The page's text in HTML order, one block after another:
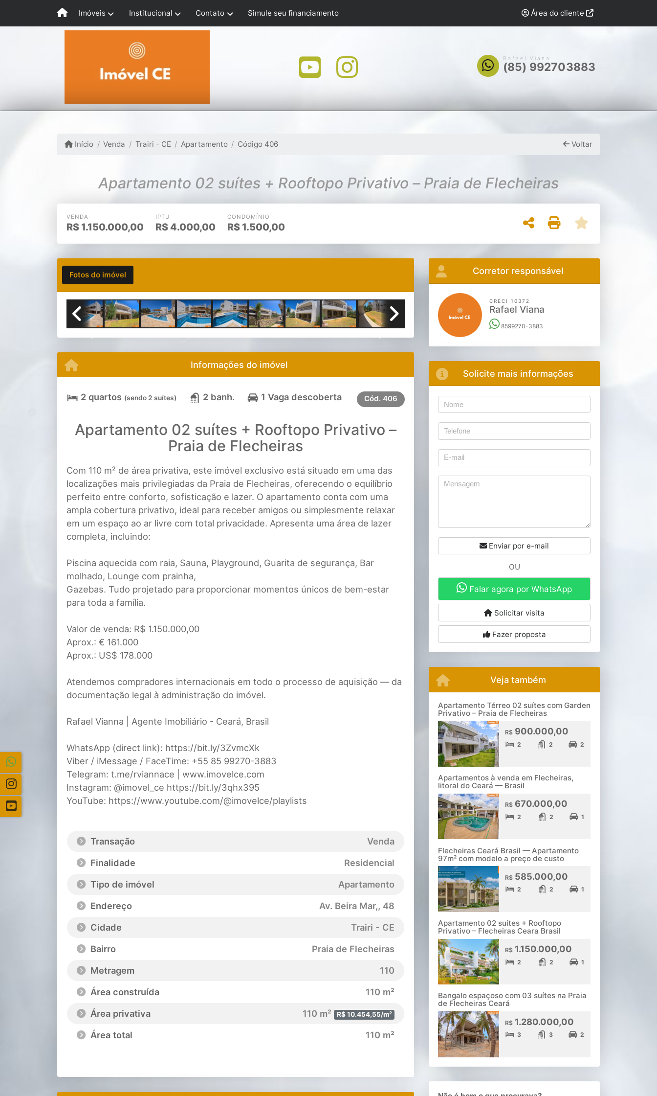
Imóveis Institucional Contato Simule seu financiamento Área do cliente
Rafael Viana
(85) 992703883
Início Venda Trairi - CE Apartamento Código 406 Voltar
Apartamento 02 suítes + Rooftopo Privativo – Praia de Flecheiras
VENDA
R$ 1.150.000,00
IPTU
R$ 4.000,00
CONDOMÍNIO
R$ 1.500,00
Fotos do imóvel
Informações do imóvel
2 quartos (sendo 2 suítes) 2 banh. 1 Vaga descoberta Cód. 406
Apartamento 02 suítes + Rooftopo Privativo –
Praia de Flecheiras
Com 110 m² de área privativa, este imóvel exclusivo está situado em uma das
localizações mais privilegiadas da Praia de Flecheiras, oferecendo o equilíbrio
perfeito entre conforto, sofisticação e lazer. O apartamento conta com uma
ampla cobertura privativo, ideal para receber amigos ou simplesmente relaxar
em um espaço ao ar livre com total privacidade. Apresenta uma área de lazer
completa, incluindo:
Piscina aquecida com raia, Sauna, Playground, Guarita de segurança, Bar
molhado, Lounge com prainha,
Gazebas. Tudo projetado para proporcionar momentos únicos de bem-estar
para toda a família.
Valor de venda: R$ 1.150.000,00
Aprox.: € 161.000
Aprox.: US$ 178.000
Atendemos compradores internacionais em todo o processo de aquisição — da
documentação legal à administração do imóvel.
Rafael Vianna | Agente Imobiliário - Ceará, Brasil
WhatsApp (direct link): https://bit.ly/3ZvmcXk
Viber / iMessage / FaceTime: +55 85 99270-3883
Telegram: t.me/rviannace | www.imovelce.com
Instagram: @imovel_ce https://bit.ly/3qhx395
YouTube: https://www.youtube.com/@imovelce/playlists
Transação
Venda
Finalidade
Residencial
Tipo de imóvel
Apartamento
Endereço
Av. Beira Mar,, 48
Cidade
Trairi - CE
Bairro
Praia de Flecheiras
Metragem
110
Área construída
110 m²
Área privativa
110 m² R$ 10.454,55/m²
Área total 110 m²
Corretor responsável
CRECI 10372
Rafael Viana
8599270-3883
Solicite mais informações
Enviar por e-mail
OU
Falar agora por WhatsApp
Solicitar visita
Fazer proposta
Veja também
Apartamento Térreo 02 suítes com Garden
Privativo – Praia de Flecheiras
R$900.000,00
2 2 2
Apartamentos à venda em Flecheiras,
litoral do Ceará — Brasil
R$670.000,00
2 2 1
Flecheiras Ceará Brasil — Apartamento
97m² com modelo a preço de custo
R$585.000,00
2 2 1
Apartamento 02 suítes + Rooftopo
Privativo – Flecheiras Ceara Brasil
R$1.150.000,00
2 2 1
Bangalo espaçoso com 03 suítes na Praia
de Flecheiras Ceará
R$1.280.000,00
3 3 2